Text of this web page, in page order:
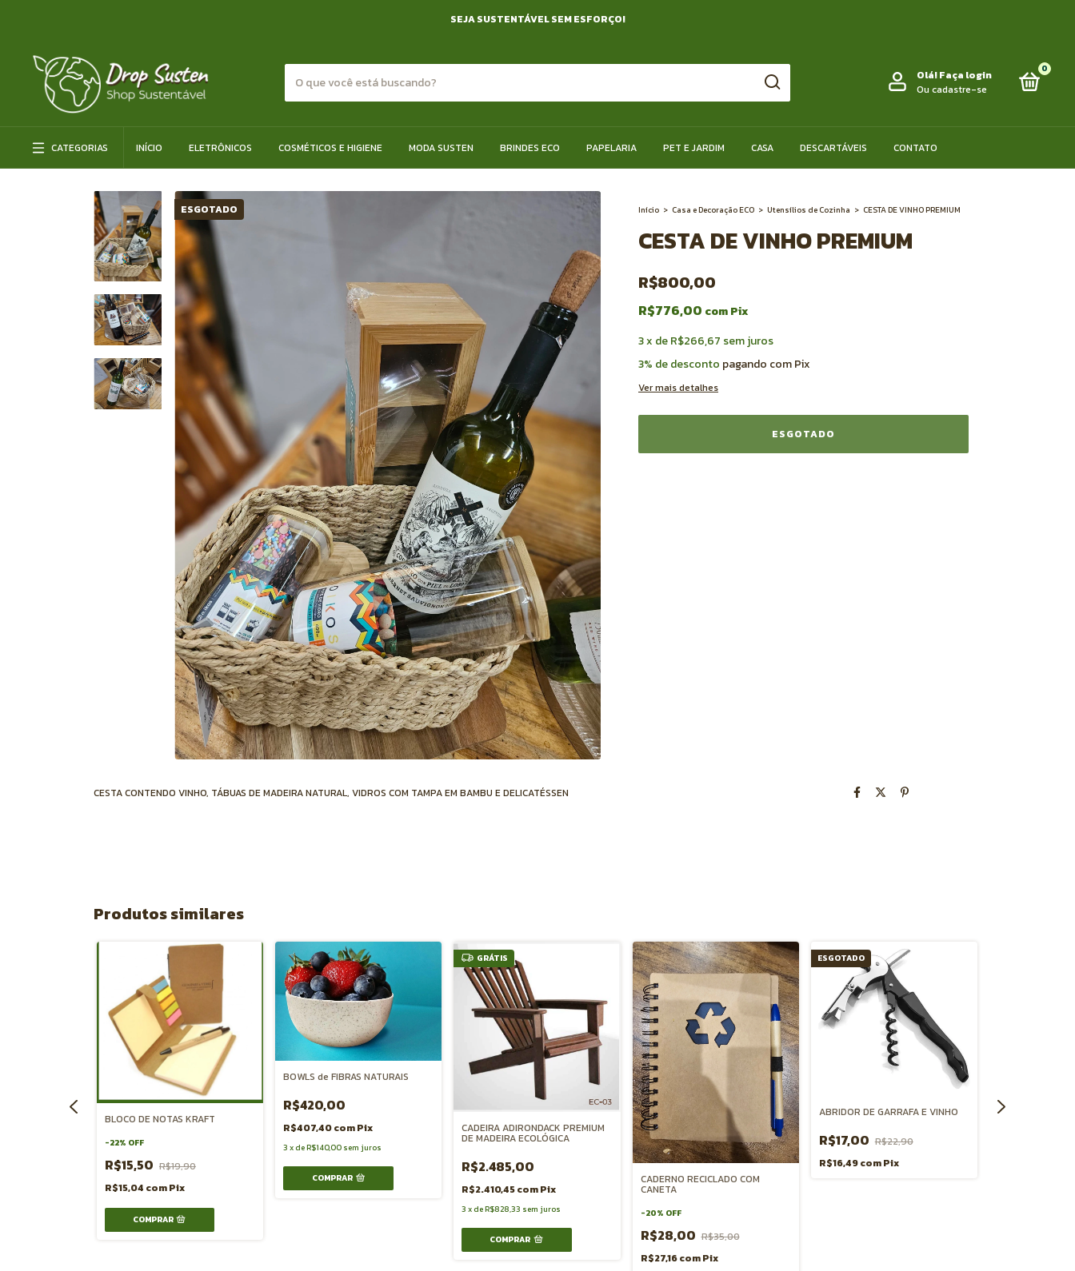
SEJA SUSTENTÁVEL SEM ESFORÇO!
Olá!Faça login
Ou cadastre-se
0
CATEGORIAS INÍCIO ELETRÔNICOS COSMÉTICOS E HIGIENE MODA SUSTEN BRINDES ECO PAPELARIA PET E JARDIM CASA DESCARTÁVEIS CONTATO
ESGOTADO Início > Casa e Decoração ECO > Utensílios de Cozinha > CESTA DE VINHO PREMIUM
CESTA DE VINHO PREMIUM
R$800,00
R$776,00 comPix
3x deR$266,67 sem juros
3% de desconto pagando com Pix
Ver mais detalhes
CESTA CONTENDO VINHO, TÁBUAS DE MADEIRA NATURAL, VIDROS COM TAMPA EM BAMBU E DELICATÉSSEN
Produtos similares
BLOCO DE NOTAS KRAFT
-22% OFF
R$15,50 R$19,90
R$15,04 comPix
BOWLS de FIBRAS NATURAIS
R$420,00
R$407,40comPix
3 xdeR$140,00 sem juros
COMPRAR
GRÁTIS
CADEIRA ADIRONDACK PREMIUM
DE MADEIRA ECOLÓGICA
R$2.485,00
R$2.410,45comPix
3 xdeR$828,33 sem juros
CADERNO RECICLADO COM
CANETA
-20% OFF
R$28,00 R$35,00
R$27,16comPix
ESGOTADO
ABRIDOR DE GARRAFA E VINHO
R$17,00 R$22,90
R$16,49comPix
R$59,80